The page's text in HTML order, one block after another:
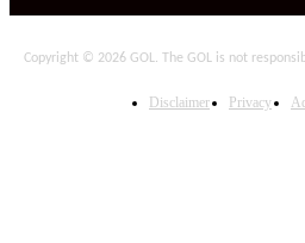
Copyright © 2026 GOL. The GOL is not
Disclaimer Privacy